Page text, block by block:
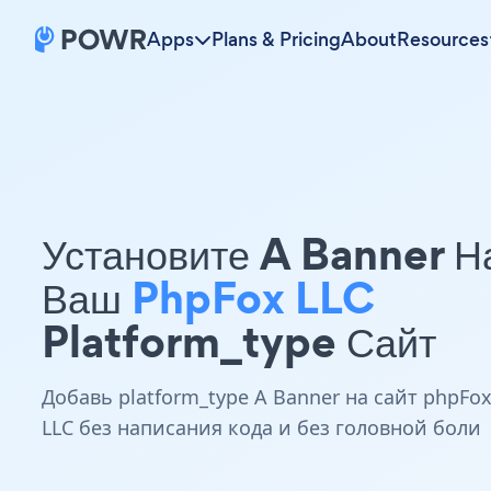
Apps Plans & PricingAboutResources
Установите A Banner
Ваш PhpFox LLC
Platform_type Сайт
Добавь platform_type A Banner на сайт phpFox
LLC без написания кода и без головной боли